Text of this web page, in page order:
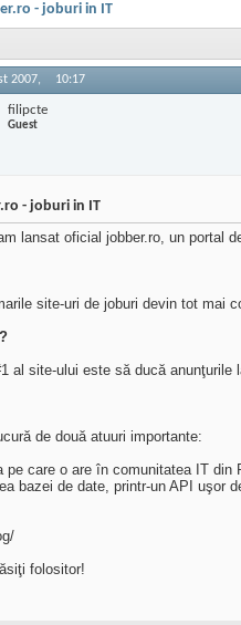
- joburi in IT
2007, 10:17
filipcte
Guest
- joburi in IT
lansat oficial jobber.ro, un portal
site-uri de joburi devin tot mai
al site-ului este să ducă
de două atuuri importante:
pe care o are în comunitatea IT
bazei de date, printr-un API uşor
folositor!